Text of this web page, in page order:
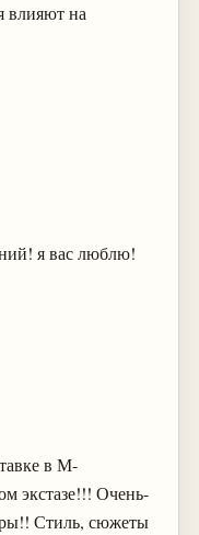
влияют на
я вас люблю!
в М-
экстазе!!! Очень-
Стиль, сюжеты